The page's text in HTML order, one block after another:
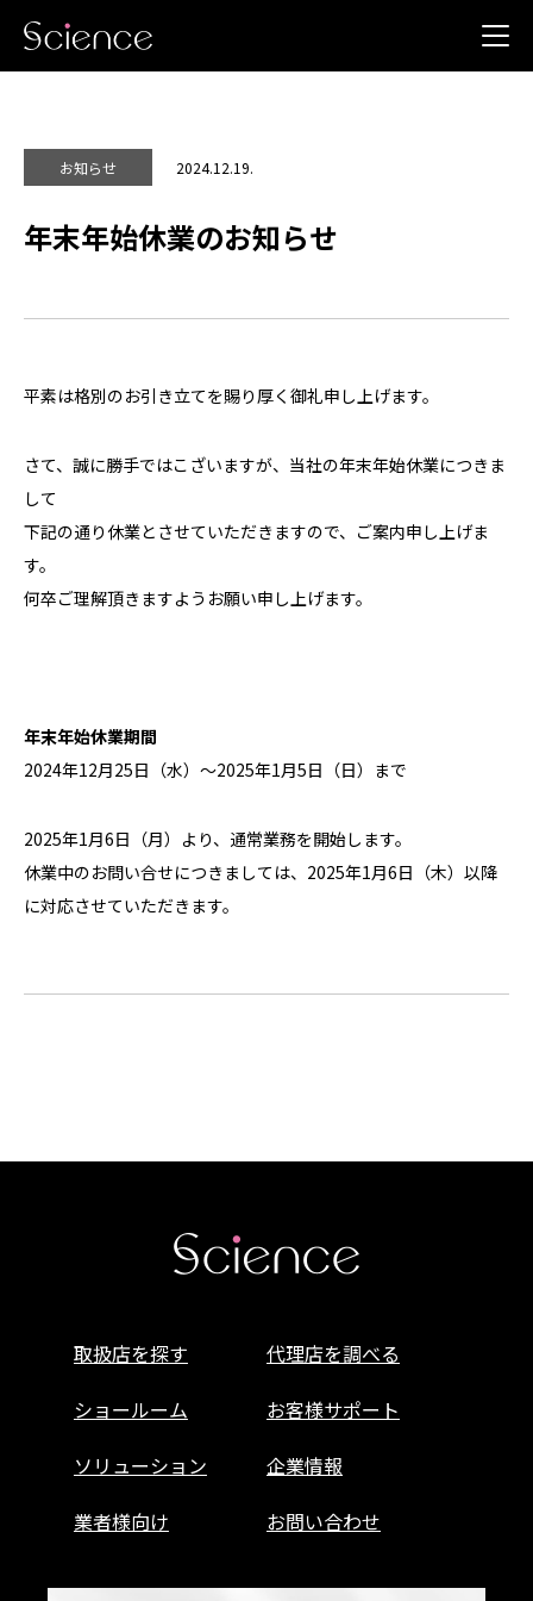
お知らせ 2024.12.19.
年末年始休業のお知らせ
平素は格別のお引き立てを賜り厚く御礼申し上げます。
さて、誠に勝手ではこざいますが、当社の年末年始休業につきま
して
下記の通り休業とさせていただきますので、ご案内申し上げま
す。
何卒ご理解頂きますようお願い申し上げます。
年末年始休業期間
2024年12月25日（水）～2025年1月5日（日）まで
2025年1月6日（月）より、通常業務を開始します。
休業中のお問い合せにつきましては、2025年1月6日（木）以降
に対応させていただきます。
取扱店を探す
代理店を調べる
ショールーム
お客様サポート
ソリューション
企業情報
業者様向け
お問い合わせ